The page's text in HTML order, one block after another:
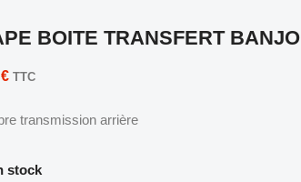
BOITE TRANSFERT BANJO
TTC
transmission arrière
stock